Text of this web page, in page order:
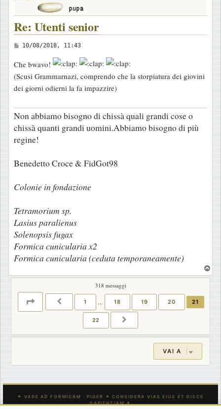
Re: Utenti senior
M
s
s
a
g
i
o
10/08/2018, 11:43
Che bwavo!
(Scusi Grammarnazi, comprendo che la storpiatura dei giovini
dei giorni odierni la fa impazzire)
Non abbiamo bisogno di chissà quali grandi cose o
chissà quanti grandi uomini.Abbiamo bisogno di più
regine!
Benedetto Croce & FidGot98
Colonie in fondazione
Tetramorium sp.
Lasius paralienus
Solenopsis fugax
Formica cunicularia x2
Formica cunicularia (ceduta temporaneamente)
o
318 messaggi
PAGINA21 22
PRECEDENTE
1 … 18 19 20 21
22
VAI A